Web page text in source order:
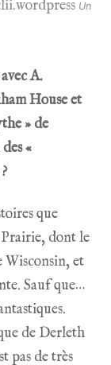
Un
A.
House et
» de
«
que
dont le
Wisconsin, et
Sauf que…
de Derleth
pas de très